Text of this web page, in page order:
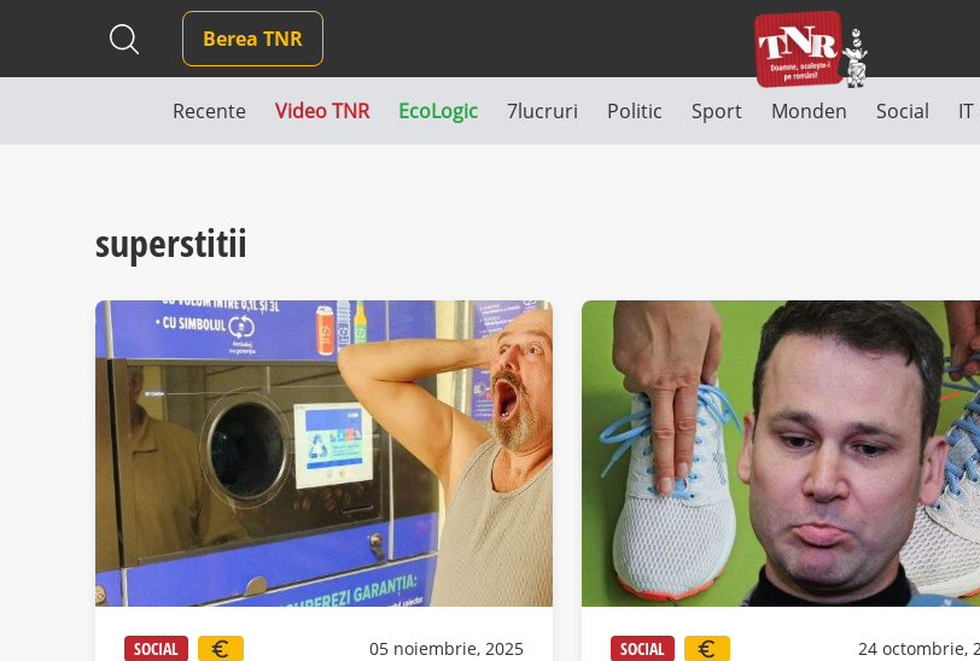
Berea TNR
Recente Video TNR EcoLogic 7lucruri Politic Sport Monden Social
superstitii
SOCIAL 05 noiembrie, 2025 SOCIAL 24 octombrie,